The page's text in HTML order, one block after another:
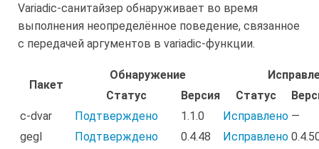
Variadic-санитайзер обнаруживает во время
выполнения неопределённое поведение, связанное
с передачей аргументов в variadic-функции.
Пакет
Обнаружение
Статус
Версия Статус
c-dvar
Подтверждено 1.1.0 Исправлено —
gegl
Подтверждено 0.4.48 Исправлено